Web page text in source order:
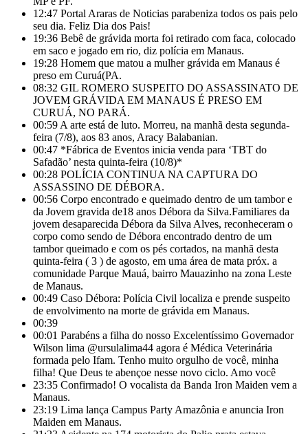
12:47 Portal Araras de Noticias parabeniza todos os pais pelo
seu dia. Feliz Dia dos Pais!
19:36 Bebê de grávida morta foi retirado com faca, colocado
em saco e jogado em rio, diz polícia em Manaus.
19:28 Homem que matou a mulher grávida em Manaus é
preso em Curuá(PA.
08:32 GIL ROMERO SUSPEITO DO ASSASSINATO DE
JOVEM GRÁVIDA EM MANAUS É PRESO EM
CURUÁ, NO PARÁ.
00:59 A arte está de luto. Morreu, na manhã desta segunda-
feira (7/8), aos 83 anos, Aracy Balabanian.
00:47 *Fábrica de Eventos inicia venda para ‘TBT do
Safadão’ nesta quinta-feira (10/8)*
00:28 POLÍCIA CONTINUA NA CAPTURA DO
ASSASSINO DE DÉBORA.
00:56 Corpo encontrado e queimado dentro de um tambor e
da Jovem gravida de18 anos Débora da Silva.Familiares da
jovem desaparecida Débora da Silva Alves, reconheceram o
corpo como sendo de Débora encontrado dentro de um
tambor queimado e com os pés cortados, na manhã desta
quinta-feira ( 3 ) de agosto, em uma área de mata próx. a
comunidade Parque Mauá, bairro Mauazinho na zona Leste
de Manaus.
00:49 Caso Débora: Polícia Civil localiza e prende suspeito
de envolvimento na morte de grávida em Manaus.
00:39
00:01 Parabéns a filha do nosso Excelentíssimo Governador
Wilson lima @ursulalima44 agora é Médica Veterinária
formada pelo Ifam. Tenho muito orgulho de você, minha
filha! Que Deus te abençoe nesse novo ciclo. Amo você
23:35 Confirmado! O vocalista da Banda Iron Maiden vem a
Manaus.
23:19 Lima lança Campus Party Amazônia e anuncia Iron
Maiden em Manaus.